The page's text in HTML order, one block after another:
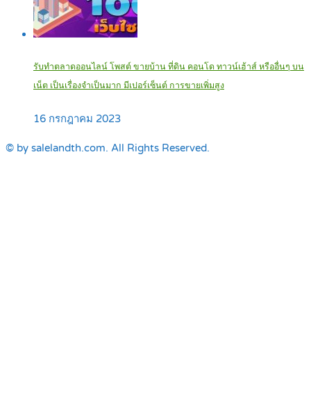
รับทำตลาดออนไลน์ โพสต์ ขายบ้าน ที่ดิน คอนโด ทาวน์เฮ้าส์ หรืออื่นๆ บน
เน็ต เป็นเรื่องจำเป็นมาก มีเปอร์เซ็นต์ การขายเพิ่มสูง
16 กรกฎาคม 2023
© by salelandth.com. All Rights Reserved.